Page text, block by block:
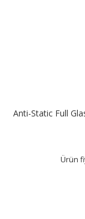
Anti-Static Full
Ürün